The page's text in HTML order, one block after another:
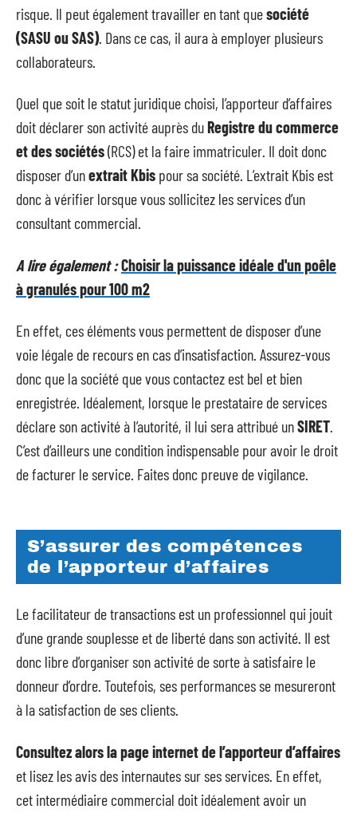
risque. Il peut également travailler en tant quesociété
(SASU ou SAS). Dans ce cas, il aura à employer plusieurs
collaborateurs.
Quel que soit le statut juridique choisi, l’apporteur d’affaires
doit déclarer son activité auprès duRegistre du commerce
et des sociétés(RCS) et la faire immatriculer. Il doit donc
disposer d’unextrait Kbis pour sa société. L’extrait Kbis est
donc à vérifier lorsque vous sollicitez les services d’un
consultant commercial.
A lire également :Choisir la puissance idéale d'un poêle
à granulés pour 100 m2
En effet, ces éléments vous permettent de disposer d’une
voie légale de recours en cas d’insatisfaction. Assurez-vous
donc que la société que vous contactez est bel et bien
enregistrée. Idéalement, lorsque le prestataire de services
déclare son activité à l’autorité, il lui sera attribué unSIRET.
C’est d’ailleurs une condition indispensable pour avoir le droit
de facturer le service. Faites donc preuve de vigilance.
S’assurer des compétences
de l’apporteur d’affaires
Le facilitateur de transactions est un professionnel qui jouit
d’une grande souplesse et de liberté dans son activité. Il est
donc libre d’organiser son activité de sorte à satisfaire le
donneur d’ordre. Toutefois, ses performances se mesureront
à la satisfaction de ses clients.
Consultez alors la page internet de l’apporteur d’affaires
et lisez les avis des internautes sur ses services. En effet,
cet intermédiaire commercial doit idéalement avoir un